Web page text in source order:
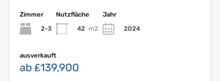
Zimmer
2-3
Nutzfläche
42 m2
Jahr
2024
ausverkauft
ab ₤139,900